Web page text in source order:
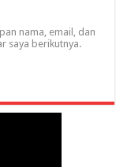
nama, email, dan
saya berikutnya.